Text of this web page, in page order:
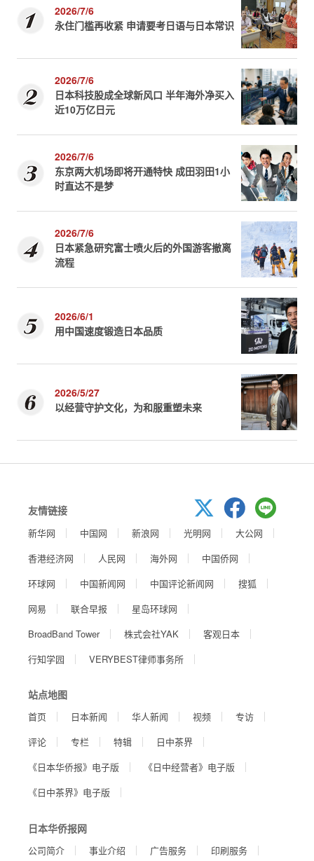
2026/7/6
永住门槛再收紧 申请要考日语与日本常识
2026/7/6
日本科技股成全球新风口 半年海外净买入
近10万亿日元
2026/7/6
东京两大机场即将开通特快 成田羽田1小
时直达不是梦
2026/7/6
日本紧急研究富士喷火后的外国游客撤离
流程
2026/6/1
用中国速度锻造日本品质
2026/5/27
以经营守护文化，为和服重塑未来
友情链接
新华网 中国网 新浪网 光明网
大公网
香港经济网
人民网 海外网
中国侨网
环球网
中国新闻网 中国评论新闻网
搜狐
网易
联合早报
星岛环球网
BroadBand Tower
株式会社YAK
客观日本
行知学园
VERYBEST律师事务所
站点地图
首页 日本新闻 华人新闻 视频
专访
评论
专栏 特辑
日中茶界
《日本华侨报》电子版
《日中经营者》电子版
《日中茶界》电子版
日本华侨报网
公司简介 事业介绍 广告服务 印刷服务